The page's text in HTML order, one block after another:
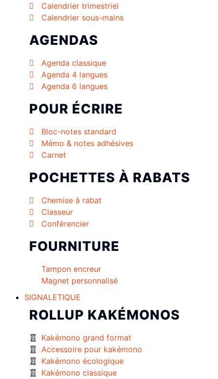
Calendrier trimestriel
Calendrier sous-mains
AGENDAS
Agenda classique
Agenda 4 langues
Agenda 6 langues
POUR ÉCRIRE
Bloc-notes standard
Mémo & notes adhésives
Carnet
POCHETTES À RABATS
Chemise à rabat
Classeur
Conférencier
FOURNITURE
Tampon encreur
Magnet personnalisé
SIGNALETIQUE
ROLLUP KAKÉMONOS
Kakémono grand format
Accessoire pour kakémono
Kakémono écologique
Kakémono classique